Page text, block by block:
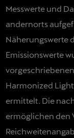
Messwerte und
andernorts
Näherungswerte
Emissionswerte
Harmonized
ermittelt. Die
ermöglichen den